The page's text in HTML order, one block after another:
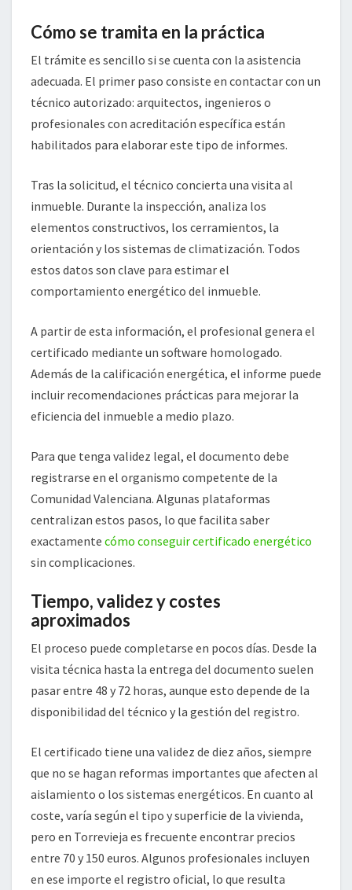
Cómo se tramita en la práctica
El trámite es sencillo si se cuenta con la asistencia
adecuada. El primer paso consiste en contactar con un
técnico autorizado: arquitectos, ingenieros o
profesionales con acreditación específica están
habilitados para elaborar este tipo de informes.
Tras la solicitud, el técnico concierta una visita al
inmueble. Durante la inspección, analiza los
elementos constructivos, los cerramientos, la
orientación y los sistemas de climatización. Todos
estos datos son clave para estimar el
comportamiento energético del inmueble.
A partir de esta información, el profesional genera el
certificado mediante un software homologado.
Además de la calificación energética, el informe puede
incluir recomendaciones prácticas para mejorar la
eficiencia del inmueble a medio plazo.
Para que tenga validez legal, el documento debe
registrarse en el organismo competente de la
Comunidad Valenciana. Algunas plataformas
centralizan estos pasos, lo que facilita saber
exactamente cómo conseguir certificado energético
sin complicaciones.
Tiempo, validez y costes
aproximados
El proceso puede completarse en pocos días. Desde la
visita técnica hasta la entrega del documento suelen
pasar entre 48 y 72 horas, aunque esto depende de la
disponibilidad del técnico y la gestión del registro.
El certificado tiene una validez de diez años, siempre
que no se hagan reformas importantes que afecten al
aislamiento o los sistemas energéticos. En cuanto al
coste, varía según el tipo y superficie de la vivienda,
pero en Torrevieja es frecuente encontrar precios
entre 70 y 150 euros. Algunos profesionales incluyen
en ese importe el registro oficial, lo que resulta